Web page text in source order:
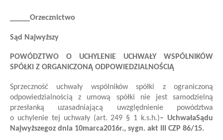
_____Orzecznictwo
Sąd Najwyższy
POWÓDZTWO O UCHYLENIE UCHWAŁY WSPÓLNIKÓW
SPÓŁKI Z ORGANICZONĄ ODPOWIEDZIALNOŚCIĄ
Sprzeczność uchwały wspólników spółki z ograniczoną
odpowiedzialnością z umową spółki nie jest samodzielną
przesłanką uzasadniającą uwzględnienie powództwa
o uchylenie tej uchwały (art. 249 § 1 k.s.h.)– UchwałaSądu
Najwyższegoz dnia 10marca2016r., sygn. akt III CZP 86/15.